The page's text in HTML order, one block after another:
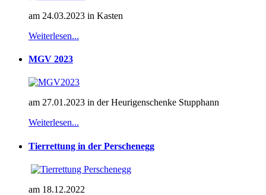
am 24.03.2023 in Kasten
Weiterlesen...
MGV 2023
am 27.01.2023 in der Heurigenschenke Stupphann
Weiterlesen...
Tierrettung in der Perschenegg
am 18.12.2022